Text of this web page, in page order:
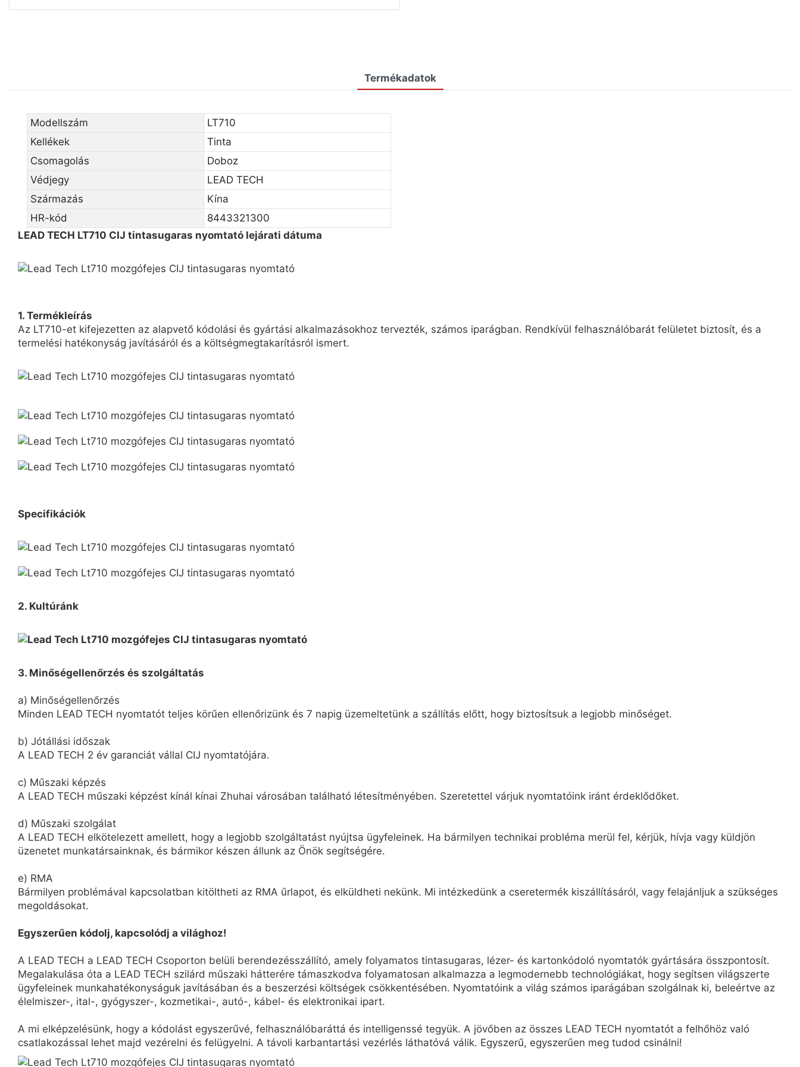
Termékadatok
Modellszám
LT710
Kellékek
Tinta
Csomagolás
Doboz
Védjegy
LEAD TECH
Származás
Kína
HR-kód
8443321300
LEAD TECH LT710 CIJ tintasugaras nyomtató lejárati dátuma
1. Termékleírás
Az LT710-et kifejezetten az alapvető kódolási és gyártási alkalmazásokhoz tervezték, számos iparágban. Rendkívül felhasználóbarát felületet biztosít, és a
termelési hatékonyság javításáról és a költségmegtakarításról ismert.
Specifikációk
2. Kultúránk
3. Minőségellenőrzés és szolgáltatás
a) Minőségellenőrzés
Minden LEAD TECH nyomtatót teljes körűen ellenőrizünk és 7 napig üzemeltetünk a szállítás előtt, hogy biztosítsuk a legjobb minőséget.
b) Jótállási időszak
A LEAD TECH 2 év garanciát vállal CIJ nyomtatójára.
c) Műszaki képzés
A LEAD TECH műszaki képzést kínál kínai Zhuhai városában található létesítményében. Szeretettel várjuk nyomtatóink iránt érdeklődőket.
d) Műszaki szolgálat
A LEAD TECH elkötelezett amellett, hogy a legjobb szolgáltatást nyújtsa ügyfeleinek. Ha bármilyen technikai probléma merül fel, kérjük, hívja vagy küldjön
üzenetet munkatársainknak, és bármikor készen állunk az Önök segítségére.
e) RMA
Bármilyen problémával kapcsolatban kitöltheti az RMA űrlapot, és elküldheti nekünk. Mi intézkedünk a cseretermék kiszállításáról, vagy felajánljuk a szükséges
megoldásokat.
Egyszerűen kódolj, kapcsolódj a világhoz!
A LEAD TECH a LEAD TECH Csoporton belüli berendezésszállító, amely folyamatos tintasugaras, lézer- és kartonkódoló nyomtatók gyártására összpontosít.
Megalakulása óta a LEAD TECH szilárd műszaki hátterére támaszkodva folyamatosan alkalmazza a legmodernebb technológiákat, hogy segítsen világszerte
ügyfeleinek munkahatékonyságuk javításában és a beszerzési költségek csökkentésében. Nyomtatóink a világ számos iparágában szolgálnak ki, beleértve az
élelmiszer-, ital-, gyógyszer-, kozmetikai-, autó-, kábel- és elektronikai ipart.
A mi elképzelésünk, hogy a kódolást egyszerűvé, felhasználóbaráttá és intelligenssé tegyük. A jövőben az összes LEAD TECH nyomtatót a felhőhöz való
csatlakozással lehet majd vezérelni és felügyelni. A távoli karbantartási vezérlés láthatóvá válik. Egyszerű, egyszerűen meg tudod csinálni!